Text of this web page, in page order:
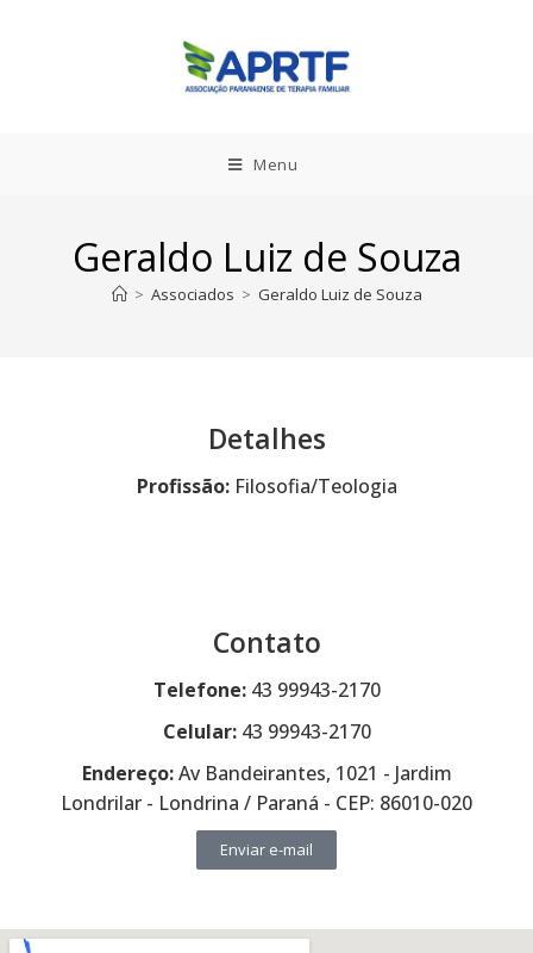
Menu
Geraldo Luiz de Souza
> Associados > Geraldo Luiz de Souza
Detalhes
Profissão:Filosofia/Teologia
Contato
Telefone:43 99943-2170
Celular:43 99943-2170
Endereço:Av Bandeirantes, 1021 - Jardim
Londrilar - Londrina / Paraná - CEP: 86010-020
Enviar e-mail